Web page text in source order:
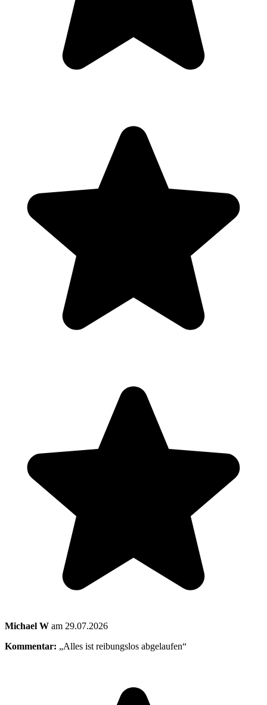
Michael W am 29.07.2026
Kommentar: „Alles ist reibungslos abgelaufen“